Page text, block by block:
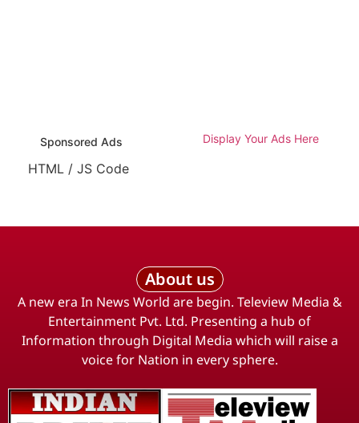
Sponsored Ads Display Your Ads Here
HTML / JS Code
About us
A new era In News World are begin. Teleview Media &
Entertainment Pvt. Ltd. Presenting a hub of
Information through Digital Media which will raise a
voice for Nation in every sphere.